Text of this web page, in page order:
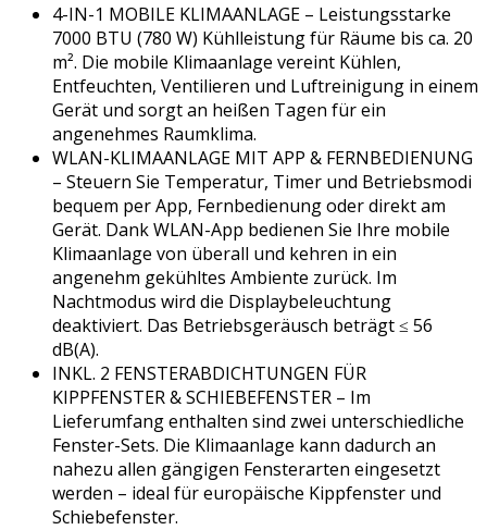
4-IN-1 MOBILE KLIMAANLAGE – Leistungsstarke
7000 BTU (780 W) Kühlleistung für Räume bis ca. 20
m². Die mobile Klimaanlage vereint Kühlen,
Entfeuchten, Ventilieren und Luftreinigung in einem
Gerät und sorgt an heißen Tagen für ein
angenehmes Raumklima.
WLAN-KLIMAANLAGE MIT APP & FERNBEDIENUNG
– Steuern Sie Temperatur, Timer und Betriebsmodi
bequem per App, Fernbedienung oder direkt am
Gerät. Dank WLAN-App bedienen Sie Ihre mobile
Klimaanlage von überall und kehren in ein
angenehm gekühltes Ambiente zurück. Im
Nachtmodus wird die Displaybeleuchtung
deaktiviert. Das Betriebsgeräusch beträgt ≤ 56
dB(A).
INKL. 2 FENSTERABDICHTUNGEN FÜR
KIPPFENSTER & SCHIEBEFENSTER – Im
Lieferumfang enthalten sind zwei unterschiedliche
Fenster-Sets. Die Klimaanlage kann dadurch an
nahezu allen gängigen Fensterarten eingesetzt
werden – ideal für europäische Kippfenster und
Schiebefenster.